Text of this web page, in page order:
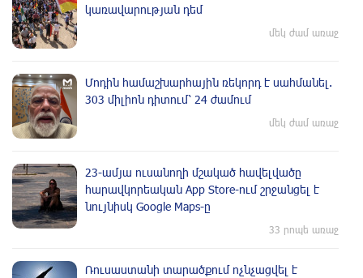
կառավարության դեմ
մեկ ժամ առաջ
Մոդին համաշխարհային ռեկորդ է սահմանել.
303 միլիոն դիտում՝ 24 ժամում
մեկ ժամ առաջ
23-ամյա ուսանողի մշակած հավելվածը
հարավկորեական App Store-ում շրջանցել է
նույնիսկ Google Maps-ը
33 րոպե առաջ
Ռուսաստանի տարածքում ոչնչացվել է